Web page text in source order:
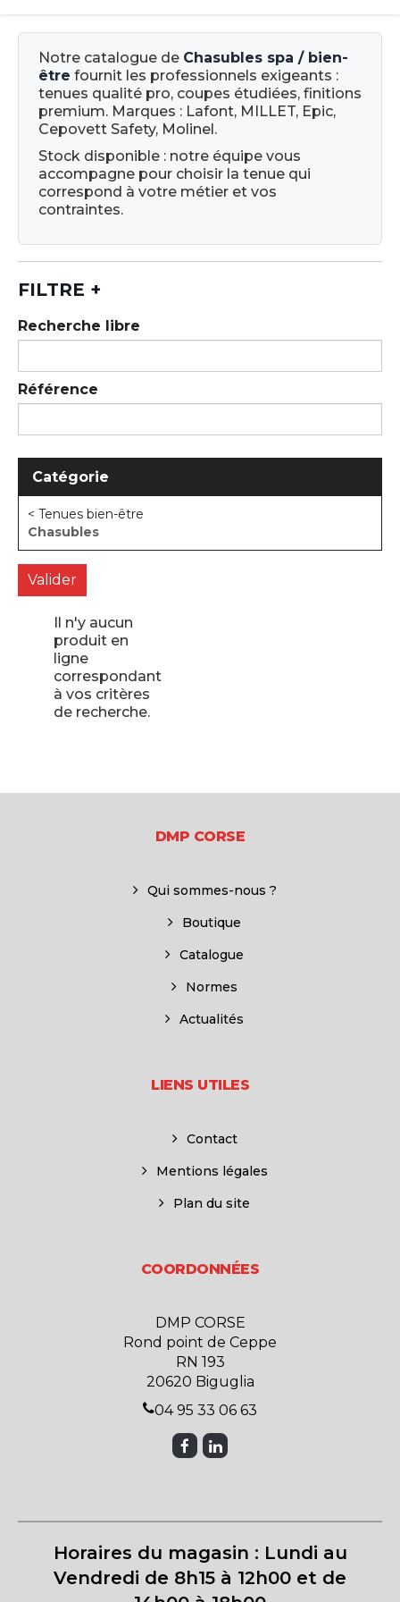
Notre catalogue de Chasubles spa / bien-
être fournit les professionnels exigeants :
tenues qualité pro, coupes étudiées, finitions
premium. Marques : Lafont, MILLET, Epic,
Cepovett Safety, Molinel.
Stock disponible : notre équipe vous
accompagne pour choisir la tenue qui
correspond à votre métier et vos
contraintes.
FILTRE +
Recherche libre
Référence
Catégorie
< Tenues bien-être
Chasubles
Il n'y aucun
produit en
ligne
correspondant
à vos critères
de recherche.
DMP CORSE
Qui sommes-nous ?
Boutique
Catalogue
Normes
Actualités
LIENS UTILES
Contact
Mentions légales
Plan du site
COORDONNÉES
DMP CORSE
Rond point de Ceppe
RN 193
20620 Biguglia
04 95 33 06 63
Horaires du magasin : Lundi au
Vendredi de 8h15 à 12h00 et de